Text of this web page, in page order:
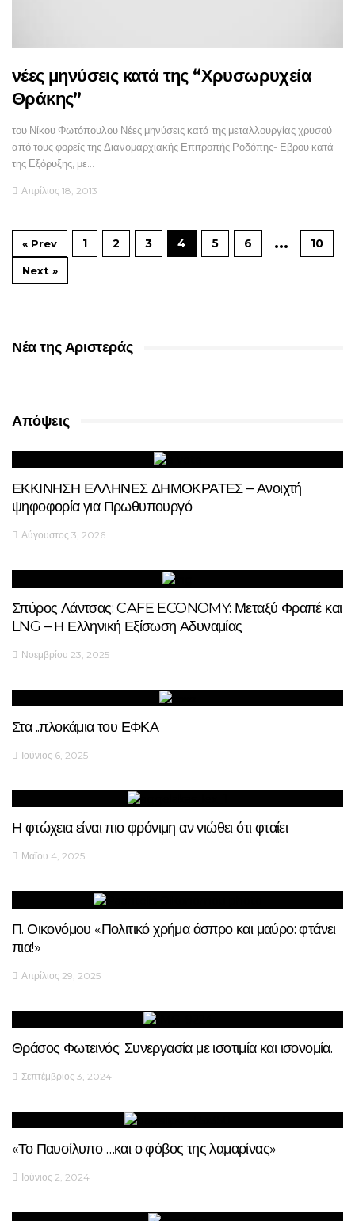
νέες μηνύσεις κατά της “Χρυσωρυχεία
Θράκης”
του Νίκου Φωτόπουλου Νέες μηνύσεις κατά της μεταλλουργίας χρυσού
από τους φορείς της Διανομαρχιακής Επιτροπής Ροδόπης- Εβρου κατά
της Εξόρυξης, με…
Απρίλιος 18, 2013
« Prev 1 2 3 4 5 6 … 10
Next »
Νέα της Αριστεράς
Απόψεις
ΕΚΚΙΝΗΣΗ ΕΛΛΗΝΕΣ ΔΗΜΟΚΡΑΤΕΣ – Ανοιχτή
ψηφοφορία για Πρωθυπουργό
Αύγουστος 3, 2026
Σπύρος Λάντσας: CAFE ECONOMY: Μεταξύ Φραπέ και
LNG – Η Ελληνική Εξίσωση Αδυναμίας
Νοεμβρίου 23, 2025
Στα ..πλοκάμια του ΕΦΚΑ
Ιούνιος 6, 2025
Η φτώχεια είναι πιο φρόνιμη αν νιώθει ότι φταίει
Μαΐου 4, 2025
Π. Οικονόμου «Πολιτικό χρήμα άσπρο και μαύρο: φτάνει
πια!»
Απρίλιος 29, 2025
Θράσος Φωτεινός: Συνεργασία με ισοτιμία και ισονομία.
Σεπτέμβριος 3, 2024
«Το Παυσίλυπο …και ο φόβος της λαμαρίνας»
Ιούνιος 2, 2024